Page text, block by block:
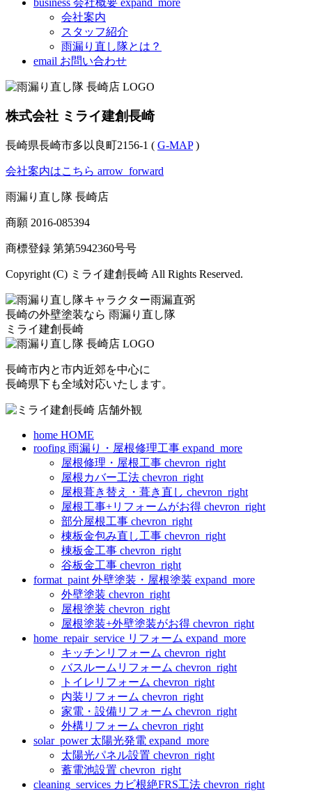
会社案内
スタッフ紹介
雨漏り直し隊とは？
email お問い合わせ
株式会社 ミライ建創長崎
長崎県長崎市多以良町2156-1 ( G-MAP)
会社案内はこちら arrow_forward
雨漏り直し隊 長崎店
商願 2016-085394
商標登録 第第5942360号号
Copyright (C) ミライ建創長崎 All Rights Reserved.
長崎の外壁塗装なら 雨漏り直し隊
ミライ建創長崎
長崎市内と市内近郊を中心に
長崎県下も全域対応いたします。
home HOME
roofing 雨漏り・屋根修理工事 expand_more
屋根修理・屋根工事 chevron_right
屋根カバー工法 chevron_right
屋根葺き替え・葺き直し chevron_right
屋根工事+リフォームがお得 chevron_right
部分屋根工事 chevron_right
棟板金包み直し工事 chevron_right
棟板金工事 chevron_right
谷板金工事 chevron_right
format_paint 外壁塗装・屋根塗装 expand_more
外壁塗装 chevron_right
屋根塗装 chevron_right
屋根塗装+外壁塗装がお得 chevron_right
home_repair_service リフォーム expand_more
キッチンリフォーム chevron_right
バスルームリフォーム chevron_right
トイレリフォーム chevron_right
内装リフォーム chevron_right
家電・設備リフォーム chevron_right
外構リフォーム chevron_right
solar_power 太陽光発電 expand_more
太陽光パネル設置 chevron_right
蓄電池設置 chevron_right
cleaning_services カビ根絶FRS工法 chevron_right